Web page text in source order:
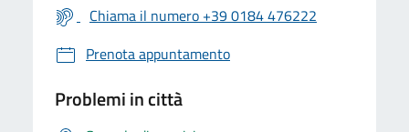
Chiama il numero +39 0184 476222
Prenota appuntamento
Problemi in città